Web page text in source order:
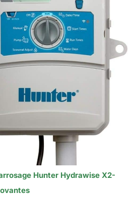
Hunter Hydrawise X2-